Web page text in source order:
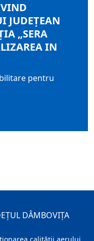
JUDEŢEAN
„SERA
IN
pentru
DÂMBOVIȚA